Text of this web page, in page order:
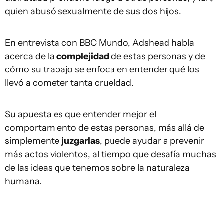
quien abusó sexualmente de sus dos hijos.
En entrevista con BBC Mundo, Adshead habla
acerca de la complejidadde estas personas y de
cómo su trabajo se enfoca en entender qué los
llevó a cometer tanta crueldad.
Su apuesta es que entender mejor el
comportamiento de estas personas, más allá de
simplemente juzgarlas, puede ayudar a prevenir
más actos violentos, al tiempo que desafía muchas
de las ideas que tenemos sobre la naturaleza
humana.